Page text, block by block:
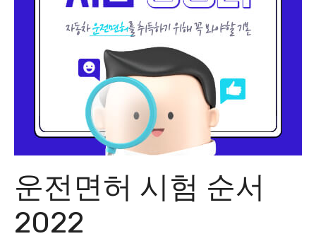
운전면허 시험 순서
2022